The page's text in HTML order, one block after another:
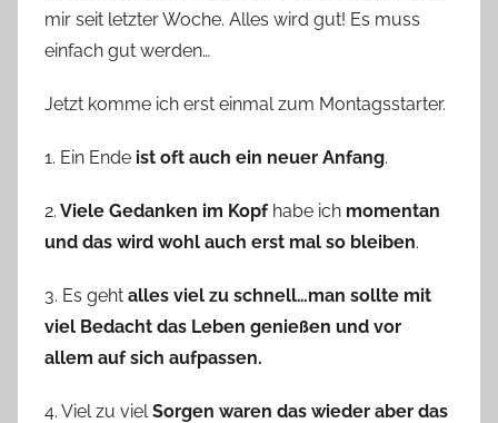
mir seit letzter Woche. Alles wird gut! Es muss
einfach gut werden…
Jetzt komme ich erst einmal zum Montagsstarter.
1. Ein Ende ist oft auch ein neuer Anfang.
2. Viele Gedanken im Kopfhabe ich momentan
und das wird wohl auch erst mal so bleiben.
3. Es geht alles viel zu schnell…man sollte mit
viel Bedacht das Leben genießen und vor
allem auf sich aufpassen.
4. Viel zu viel Sorgen waren das wieder aber das